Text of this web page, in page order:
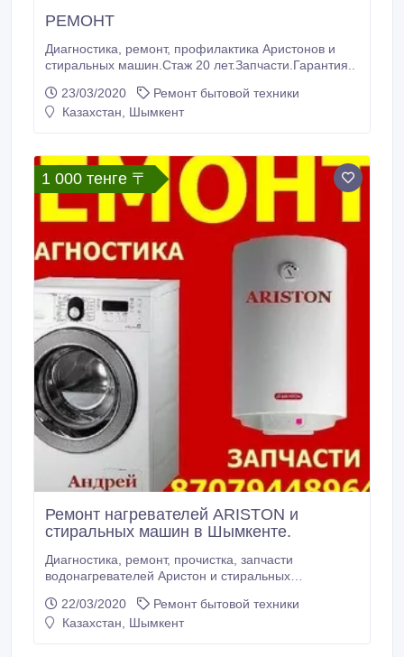
РЕМОНТ
Диагностика, ремонт, профилактика Аристонов и
стиральных машин.Стаж 20 лет.Запчасти.Гарантия..
23/03/2020
Ремонт бытовой техники
Казахстан, Шымкент
1 000 тенге 〒
Ремонт нагревателей ARISTON и
стиральных машин в Шымкенте.
Диагностика, ремонт, прочистка, запчасти
водонагревателей Аристон и стиральных
нерабочие на зч.Гарантия до 12 месяцев..
22/03/2020
Ремонт бытовой техники
Казахстан, Шымкент